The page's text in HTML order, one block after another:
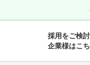
採用をご検
企業様はこ